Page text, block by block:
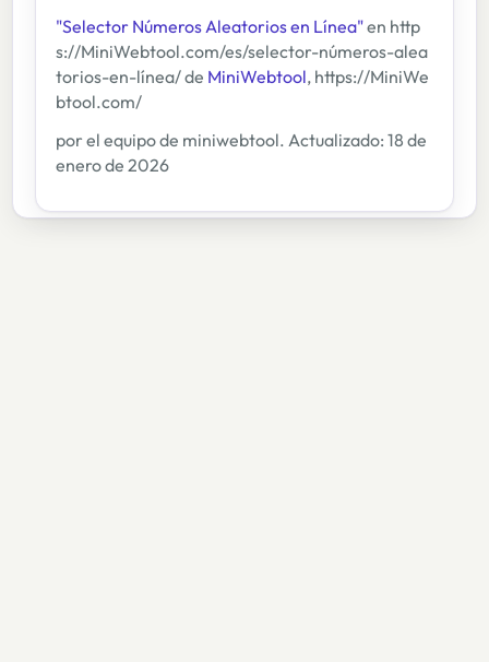
"Selector Números Aleatorios en Línea"en http
s://MiniWebtool.com/es/selector-números-alea
torios-en-línea/ de MiniWebtool, https://MiniWe
btool.com/
por el equipo de miniwebtool. Actualizado: 18 de
enero de 2026